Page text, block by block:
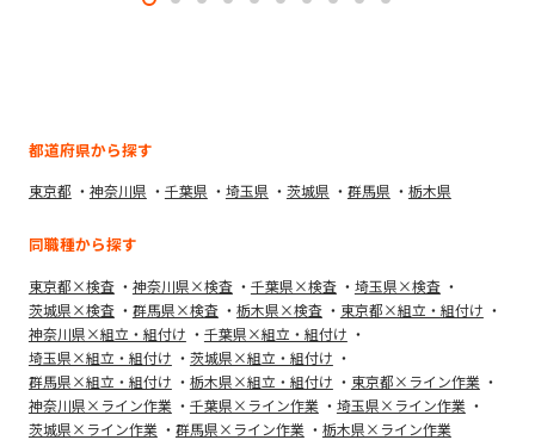
都道府県から探す
東京都 神奈川県 千葉県 埼玉県 茨城県 群馬県 栃木県
同職種から探す
東京都×検査 神奈川県×検査 千葉県×検査
埼玉県×検査
茨城県×検査
群馬県×検査 栃木県×検査
東京都×組立・組付け
神奈川県×組立・組付け
千葉県×組立・組付け
埼玉県×組立・組付け
茨城県×組立・組付け
群馬県×組立・組付け
栃木県×組立・組付け
東京都×ライン作業
神奈川県×ライン作業
千葉県×ライン作業
埼玉県×ライン作業
茨城県×ライン作業
群馬県×ライン作業 栃木県×ライン作業